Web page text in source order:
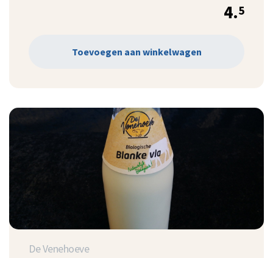
4.5
Toevoegen aan winkelwagen
De Venehoeve